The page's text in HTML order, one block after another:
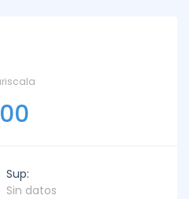
Sup:
Sin datos